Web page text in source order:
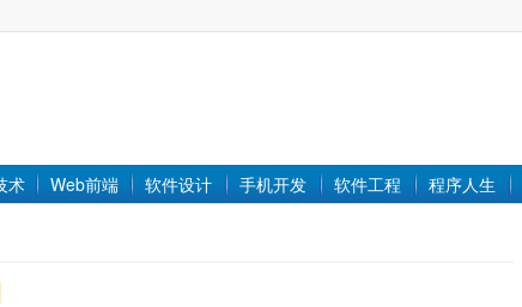
术 Web前端 软件设计 手机开发 软件工程 程序人生